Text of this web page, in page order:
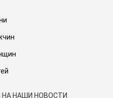
НАШИ НОВОСТИ